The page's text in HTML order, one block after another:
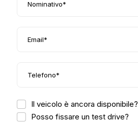
Il veicolo è ancora disponibile?
Posso fissare un test drive?